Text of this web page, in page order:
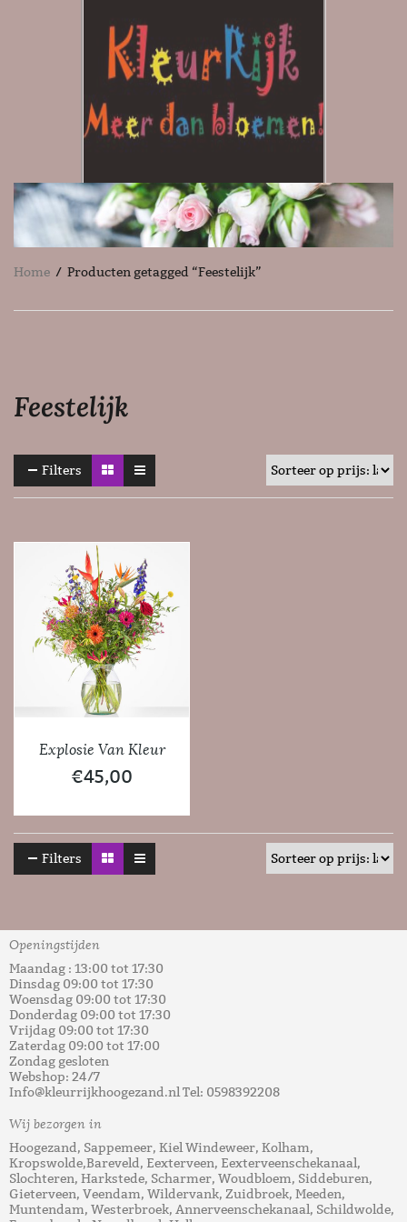
Home / Producten getagged “Feestelijk”
Feestelijk
Filters
Explosie Van Kleur
€45,00
Filters
Openingstijden
Maandag : 13:00 tot 17:30
Dinsdag 09:00 tot 17:30
Woensdag 09:00 tot 17:30
Donderdag 09:00 tot 17:30
Vrijdag 09:00 tot 17:30
Zaterdag 09:00 tot 17:00
Zondag gesloten
Webshop: 24/7
Info@kleurrijkhoogezand.nl Tel: 0598392208
Wij bezorgen in
Hoogezand, Sappemeer, Kiel Windeweer, Kolham,
Kropswolde,Bareveld, Eexterveen, Eexterveenschekanaal,
Slochteren, Harkstede, Scharmer, Woudbloem, Siddeburen,
Gieterveen, Veendam, Wildervank, Zuidbroek, Meeden,
Muntendam, Westerbroek, Annerveenschekanaal, Schildwolde,